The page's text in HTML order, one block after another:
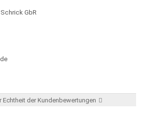
GbR
Echtheit der Kundenbewertungen